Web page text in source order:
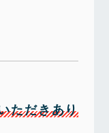
ただきあり